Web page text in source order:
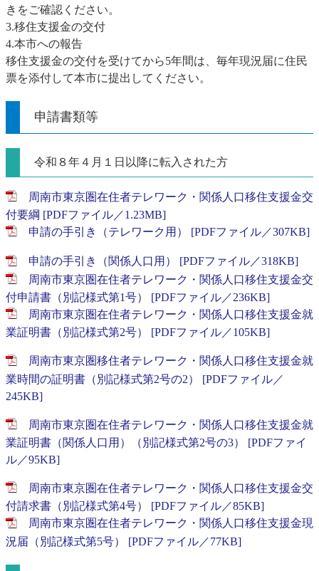
きをご確認ください。
3.移住支援金の交付
4.本市への報告
移住支援金の交付を受けてから5年間は、毎年現況届に住民
票を添付して本市に提出してください。
申請書類等
令和８年４月１日以降に転入された方
周南市東京圏在住者テレワーク・関係人口移住支援金交
付要綱 [PDFファイル／1.23MB]
申請の手引き（テレワーク用） [PDFファイル／307KB]
申請の手引き（関係人口用） [PDFファイル／318KB]
周南市東京圏在住者テレワーク・関係人口移住支援金交
付申請書（別記様式第1号） [PDFファイル／236KB]
周南市東京圏在住者テレワーク・関係人口移住支援金就
業証明書（別記様式第2号） [PDFファイル／105KB]
周南市東京圏移住者テレワーク・関係人口移住支援金就
業時間の証明書（別記様式第2号の2） [PDFファイル／
245KB]
周南市東京圏在住者テレワーク・関係人口移住支援金就
業証明書（関係人口用）（別記様式第2号の3） [PDFファイ
ル／95KB]
周南市東京圏在住者テレワーク・関係人口移住支援金交
付請求書（別記様式第4号） [PDFファイル／85KB]
周南市東京圏在住者テレワーク・関係人口移住支援金現
況届（別記様式第5号） [PDFファイル／77KB]